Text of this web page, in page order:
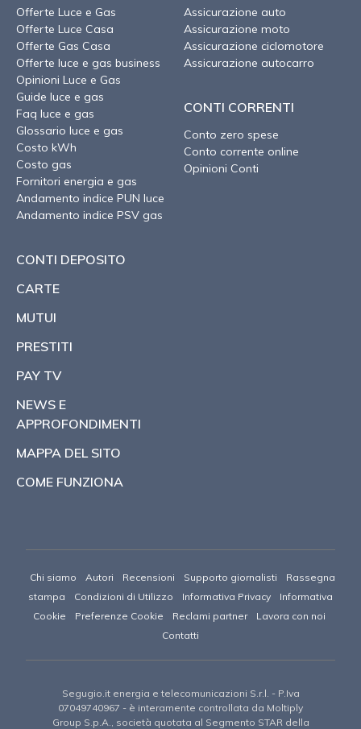
Offerte Luce e Gas
Offerte Luce Casa
Offerte Gas Casa
Offerte luce e gas business
Opinioni Luce e Gas
Guide luce e gas
Faq luce e gas
Glossario luce e gas
Costo kWh
Costo gas
Fornitori energia e gas
Andamento indice PUN luce
Andamento indice PSV gas
Assicurazione auto
Assicurazione moto
Assicurazione ciclomotore
Assicurazione autocarro
CONTI CORRENTI
Conto zero spese
Conto corrente online
Opinioni Conti
CONTI DEPOSITO
CARTE
MUTUI
PRESTITI
PAY TV
NEWS E
APPROFONDIMENTI
MAPPA DEL SITO
COME FUNZIONA
Chi siamo Autori Recensioni Supporto giornalisti
Rassegna
stampa
Condizioni di Utilizzo Informativa Privacy
Informativa
Cookie
Preferenze Cookie Reclami partner
Lavora con noi
Contatti
Segugio.it energia e telecomunicazioni S.r.l. - P.Iva
07049740967 - è interamente controllata da Moltiply
Group S.p.A., società quotata al Segmento STAR della